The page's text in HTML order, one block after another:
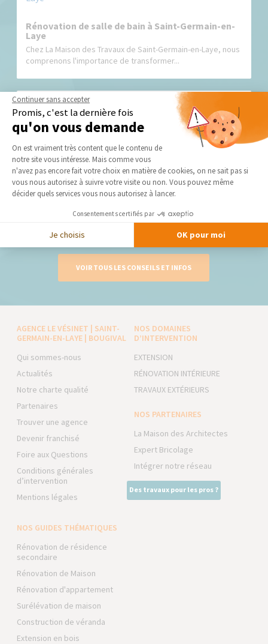
Rénovation de salle de bain à Saint-Germain-en-
Laye
Chez La Maison des Travaux de Saint-Germain-en-Laye, nous
comprenons l'importance de transformer...
Quelles étapes préalables suivre pour rénover
votre salle de bain, avec la Maison des Travaux de
Saint-Germain-en-Laye
vous vous demandez par où...
VOIR TOUS LES CONSEILS ET INFOS
AGENCE LE VÉSINET | SAINT-
GERMAIN-EN-LAYE | BOUGIVAL
Qui sommes-nous
Actualités
Notre charte qualité
Partenaires
Trouver une agence
Devenir franchisé
Foire aux Questions
Conditions générales
d’intervention
Mentions légales
NOS DOMAINES
D’INTERVENTION
EXTENSION
RÉNOVATION INTÉRIEURE
TRAVAUX EXTÉRIEURS
NOS PARTENAIRES
La Maison des Architectes
Expert Bricolage
Intégrer notre réseau
Des travaux pour les pros ?
NOS GUIDES THÉMATIQUES
Rénovation de résidence
secondaire
Rénovation de Maison
Rénovation d'appartement
Surélévation de maison
Construction de véranda
Extension en bois
Continuer sans accepter
Promis, c'est la dernière fois
qu'on vous demande
Plateforme de Gestion du
On est vraiment très content que le contenu de
notre site vous intéresse. Mais comme vous
n'avez pas encore fait votre choix en matière de cookies, on ne sait pas si
vous nous autorisez à suivre votre visite ou non. Vous pouvez même
décider quels services vous nous autorisez à lancer.
Consentements certifiés par
Je choisis OK pour moi
Axeptio consent